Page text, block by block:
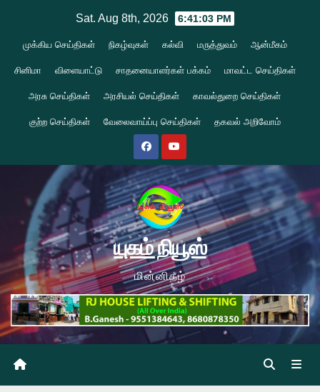
content
Sat. Aug 8th, 2026 6:41:04 PM
முக்கிய செய்திகள் நிகழ்வுகள் கல்வி மருத்துவம் ஆன்மீகம்
சினிமா விளையாட்டு சாதனையாளர்கள் பக்கம் மாவட்ட செய்திகள்
அரசு செய்திகள் அரசியல் செய்திகள் காவல்துறை செய்திகள்
குற்ற செய்திகள் வேலைவாய்ப்பு செய்திகள் தகவல் அறிவோம்
யுகம் நியூஸ்
மின்னிதழ்